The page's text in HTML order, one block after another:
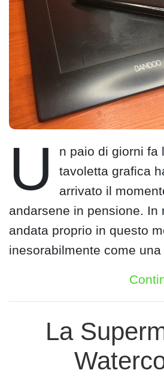
U
n paio di giorni fa
tavoletta grafica
arrivato il
andarsene in pensione. In
andata proprio in questo
inesorabilmente come una
La